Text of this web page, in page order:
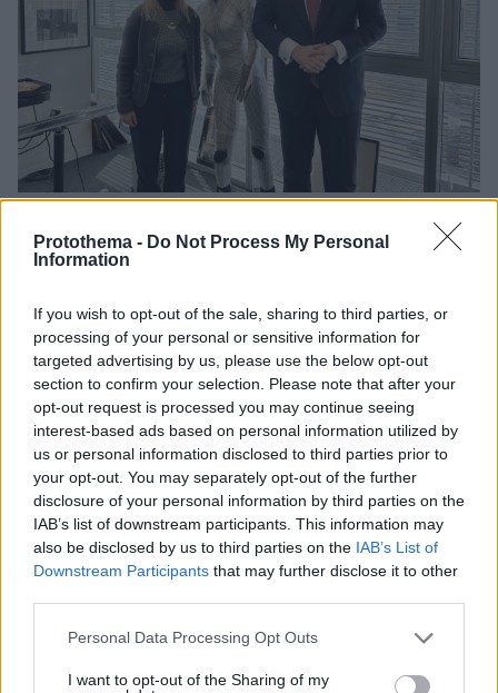
Protothema - Do Not Process My Personal
Information
If you wish to opt-out of the sale, sharing to third parties, or
processing of your personal or sensitive information for
targeted advertising by us, please use the below opt-out
section to confirm your selection. Please note that after your
opt-out request is processed you may continue seeing
interest-based ads based on personal information utilized by
us or personal information disclosed to third parties prior to
your opt-out. You may separately opt-out of the further
disclosure of your personal information by third parties on the
IAB’s list of downstream participants. This information may
also be disclosed by us to third parties on the IAB’s List of
Downstream Participants that may further disclose it to other
Please note that this website/app uses one or more Google
not limited to your visit or usage behaviour. You may click to
Personal Data Processing Opt Outs
I want to opt-out of the Sharing of my
Ειδήσεις σήμερα:
Τέλη κυκλοφορίας, ΕΝΦΙΑ και φόρος
εισοδήματος: Σήμερα η τελευταία ημέρα
πληρωμής
Σφοδρές αντιδράσεις του δικαστικού κόσμου
για την προκήρυξη Πολάκη
Qatargate: Σήμερα εξετάζεται η έφεση της
Εύας Καϊλή - Αποφυλάκιση ή συνέχιση της
κράτησης